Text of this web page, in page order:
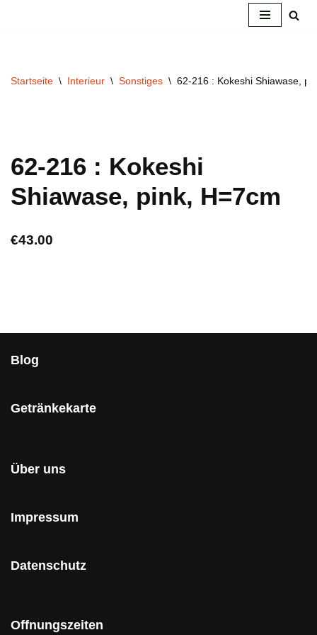
Startseite \ Interieur \ Sonstiges \ 62-216 : Kokeshi Shiawase,
62-216 : Kokeshi
Shiawase, pink, H=7cm
€43.00
Blog
Getränkekarte
Über uns
Impressum
Datenschutz
Offnungszeiten